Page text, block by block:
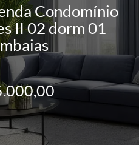
Condomínio
II 02 dorm 01